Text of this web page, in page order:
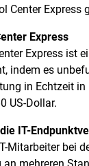
Center
Express
Express ist
indem es
in Echtzeit in
US-Dollar.
IT-
Mitarbeiter bei